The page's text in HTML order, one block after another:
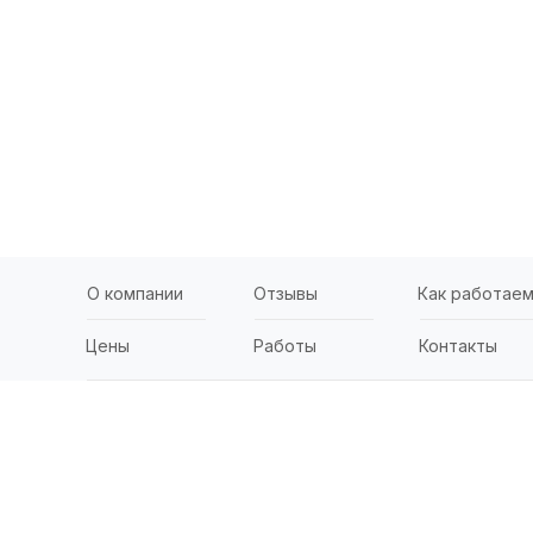
О компании Отзывы Как работаем
Работы Контакты
Цены